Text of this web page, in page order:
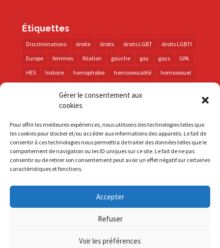
Gérer le consentement aux
cookies
Pour offrir les meilleures expériences, nous utilisons des technologies telles que
les cookies pour stocker et/ou accéder aux informations des appareils. Le fait de
consentir à ces technologies nous permettra de traiter des données telles que le
comportement de navigation ou les ID uniques sur ce site. Le fait de ne pas
consentir ou de retirer son consentement peut avoir un effet négatif sur certaines
caractéristiques et fonctions.
Accepter
Refuser
Voir les préférences
Étiquettes
Discriminations droite droits droits LGBT
droits LGBTI
Europe
femmes filiation gauche gay gays
GPA
HES
histoire homophobie homosexualité
homosexuel
lutte contre les discriminations
PMA police
prévention
santé
sida trans transphobie UE
Union européenne
vih
violences visibilité élections
S'inscrire à la Newsletter